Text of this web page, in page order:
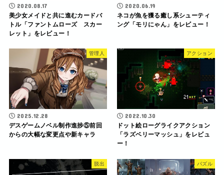
2020.08.17
美少女メイドと共に進むカードバ
トル「ファントムローズ スカー
レット」をレビュー！
2020.06.19
ネコが魚を獲る癒し系シューティ
ング「モリにゃん」をレビュー！
管理人
2025.12.28
デスゲームノベル制作進捗⑤前回
からの大幅な変更点や新キャラ
アクション
2022.10.30
ドット絵ローグライクアクション
「ラズベリーマッシュ」をレビュ
ー！
脱出 パズル